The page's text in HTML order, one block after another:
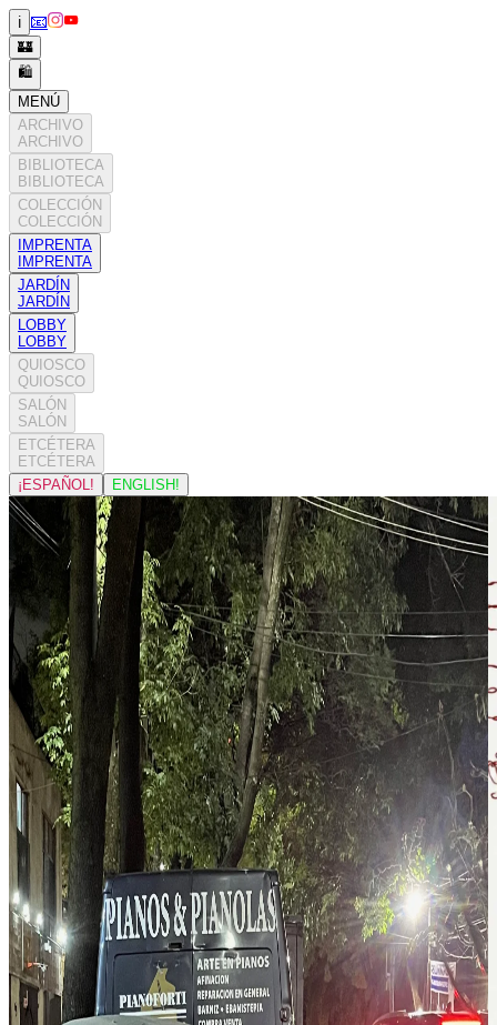
ℹ️ 📧
🏰
🛍️
MENÚ
ARCHIVO
ARCHIVO
BIBLIOTECA
BIBLIOTECA
COLECCIÓN
COLECCIÓN
IMPRENTA
IMPRENTA
JARDÍN
JARDÍN
LOBBY
LOBBY
QUIOSCO
QUIOSCO
SALÓN
SALÓN
ETCÉTERA
ETCÉTERA
¡ESPAÑOL!
ENGLISH!